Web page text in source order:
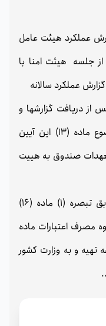
عملکرد هیئت عامل
جلسه هیئت امنا با
عملکرد سالانه
دریافت گزارشها و
مستندات بندهای (1)، (2) و (3) موضوع ماده (13) این آیین
تعهدات صندوق به هییت
صندوق موظف است مطابق تبصره (1) ماده (16)
مصرف اعتبارات ماده
و به وزارت کشور